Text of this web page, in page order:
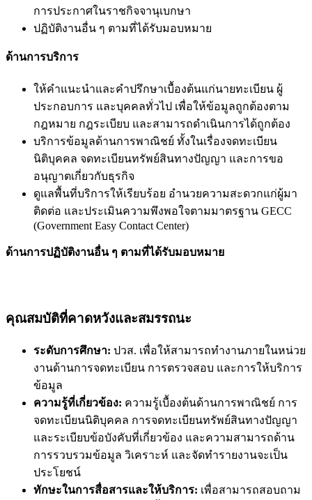
การประกาศในราชกิจจานุเบกษา
ปฏิบัติงานอื่น ๆ ตามที่ได้รับมอบหมาย
ด้านการบริการ
ให้คำแนะนำและคำปรึกษาเบื้องต้นแก่นายทะเบียน ผู้
ประกอบการ และบุคคลทั่วไป เพื่อให้ข้อมูลถูกต้องตาม
กฎหมาย กฎระเบียบ และสามารถดำเนินการได้ถูกต้อง
บริการข้อมูลด้านการพาณิชย์ ทั้งในเรื่องจดทะเบียน
นิติบุคคล จดทะเบียนทรัพย์สินทางปัญญา และการขอ
อนุญาตเกี่ยวกับธุรกิจ
ดูแลพื้นที่บริการให้เรียบร้อย อำนวยความสะดวกแก่ผู้มา
ติดต่อ และประเมินความพึงพอใจตามมาตรฐาน GECC
(Government Easy Contact Center)
ด้านการปฏิบัติงานอื่น ๆ ตามที่ได้รับมอบหมาย
คุณสมบัติที่คาดหวังและสมรรถนะ
ระดับการศึกษา: ปวส. เพื่อให้สามารถทำงานภายในหน่วย
งานด้านการจดทะเบียน การตรวจสอบ และการให้บริการ
ข้อมูล
ความรู้ที่เกี่ยวข้อง: ความรู้เบื้องต้นด้านการพาณิชย์ การ
จดทะเบียนนิติบุคคล การจดทะเบียนทรัพย์สินทางปัญญา
และระเบียบข้อบังคับที่เกี่ยวข้อง และความสามารถด้าน
การรวบรวมข้อมูล วิเคราะห์ และจัดทำรายงานจะเป็น
ประโยชน์
ทักษะในการสื่อสารและให้บริการ: เพื่อสามารถสอบถาม